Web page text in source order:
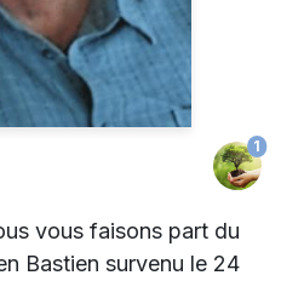
1
vous faisons part du
Bastien survenu le 24